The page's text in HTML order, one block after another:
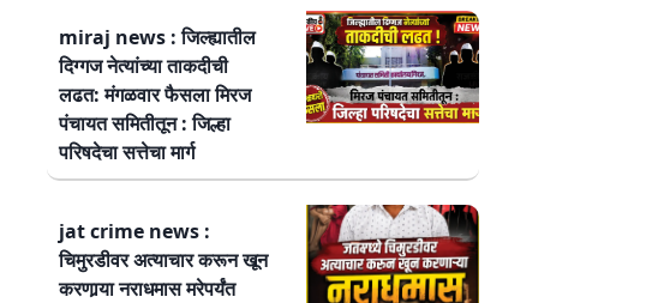
miraj news : जिल्ह्यातील
दिग्गज नेत्यांच्या ताकदीची
लढत: मंगळवार फैसला मिरज
पंचायत समितीतून : जिल्हा
परिषदेचा सत्तेचा मार्ग
jat crime news :
चिमुरडीवर अत्याचार करून खून
करणार्‍या नराधमास मरेपर्यंत